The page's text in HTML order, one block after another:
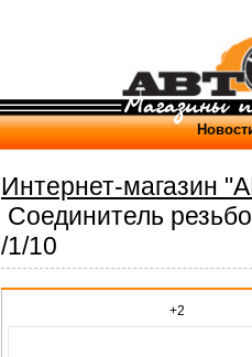
Интернет-магазин
Соединитель
/1/10
+2